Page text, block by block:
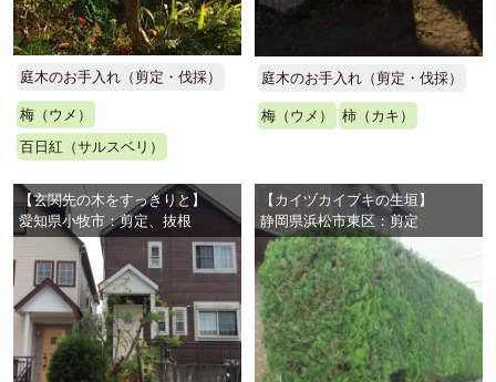
庭木のお手入れ（剪定・伐採）
梅（ウメ）
百日紅（サルスベリ）
庭木のお手入れ（剪定・伐採）
梅（ウメ） 柿（カキ）
【玄関先の木をすっきりと】
愛知県小牧市：剪定、抜根
【カイヅカイブキの生垣】
静岡県浜松市東区：剪定